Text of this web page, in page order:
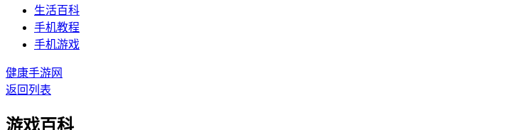
生活百科
手机教程
手机游戏
健康手游网
返回列表
游戏百科